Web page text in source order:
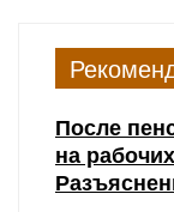
После
на